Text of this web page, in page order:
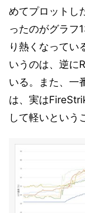
めてプロットし
ったのがグラフ
り熱くなってい
いうのは、逆に
いる。また、一
は、実は
して軽いという